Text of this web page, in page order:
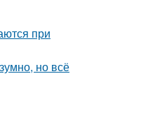
при
но всё